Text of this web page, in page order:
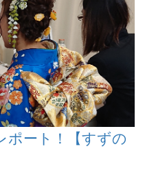
ート！【すずの